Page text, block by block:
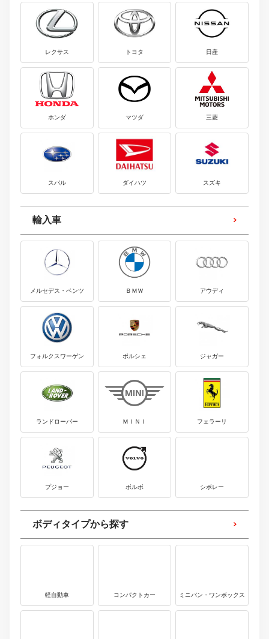
レクサス トヨタ 日産
ホンダ マツダ 三菱
スバル ダイハツ スズキ
輸入車
メルセデス・ベンツ ＢＭＷ アウディ
フォルクスワーゲン ポルシェ ジャガー
ランドローバー ＭＩＮＩ フェラーリ
プジョー ボルボ シボレー
ボディタイプから探す
軽自動車 コンパクトカー ミニバン・ワンボックス